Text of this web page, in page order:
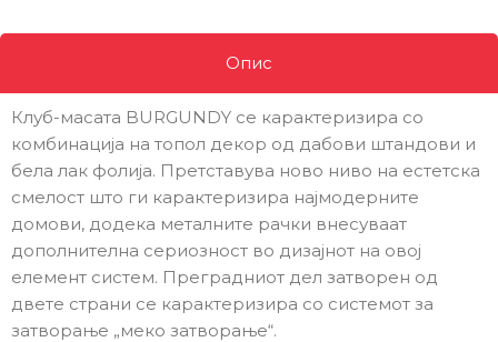
Опис
Клуб-масата BURGUNDY се карактеризира со
комбинација на топол декор од дабови штандови и
бела лак фолија. Претставува ново ниво на естетска
смелост што ги карактеризира најмодерните
домови, додека металните рачки внесуваат
дополнителна сериозност во дизајнот на овој
елемент систем. Преградниот дел затворен од
двете страни се карактеризира со системот за
затворање „меко затворање“.